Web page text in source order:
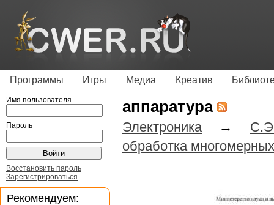
Программы Игры Медиа Креатив
аппаратура
Электроника →
обработка
Имя пользователя
Пароль
Восстановить пароль
Зарегистрироваться
Рекомендуем: